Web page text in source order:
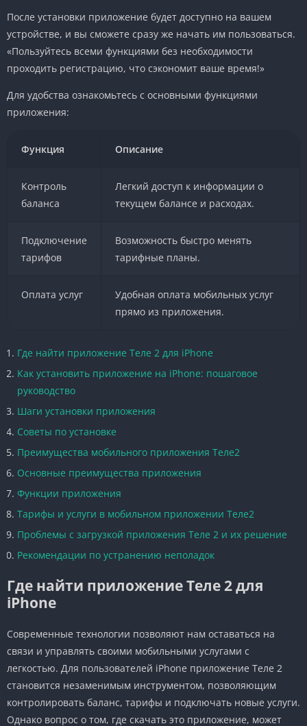
После установки приложение будет доступно на вашем
устройстве, и вы сможете сразу же начать им пользоваться.
«Пользуйтесь всеми функциями без необходимости
проходить регистрацию, что сэкономит ваше время!»
Для удобства ознакомьтесь с основными функциями
приложения:
Функция Описание
Контроль
баланса
Легкий доступ к информации о
текущем балансе и расходах.
Подключение
тарифов
Возможность быстро менять
тарифные планы.
Оплата услуг
Удобная оплата мобильных услуг
прямо из приложения.
Где найти приложение Теле 2 для iPhone
Как установить приложение на iPhone: пошаговое
руководство
Шаги установки приложения
Советы по установке
Преимущества мобильного приложения Теле2
Основные преимущества приложения
Функции приложения
Тарифы и услуги в мобильном приложении Теле2
Проблемы с загрузкой приложения Теле 2 и их решение
Рекомендации по устранению неполадок
Где найти приложение Теле 2 для
iPhone
Современные технологии позволяют нам оставаться на
связи и управлять своими мобильными услугами с
легкостью. Для пользователей iPhone приложение Теле 2
становится незаменимым инструментом, позволяющим
контролировать баланс, тарифы и подключать новые услуги.
Однако вопрос о том, где скачать это приложение, может